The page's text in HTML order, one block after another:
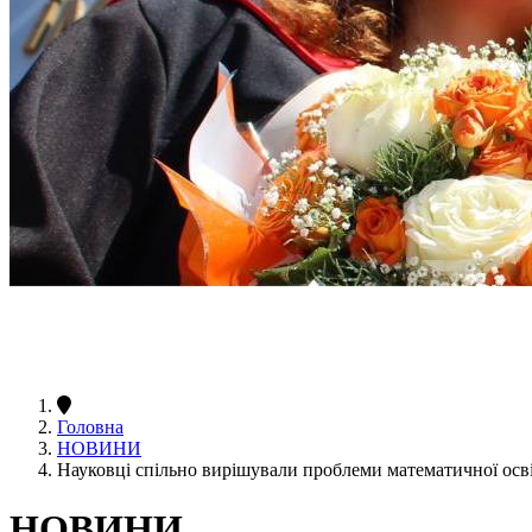
Головна
НОВИНИ
Науковці спільно вирішували проблеми математичної